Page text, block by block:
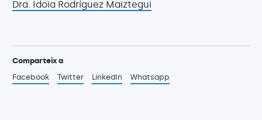
Dra. Idoia Rodríguez Maiztegui
Comparteix a
Facebook
Twitter LinkedIn Whatsapp